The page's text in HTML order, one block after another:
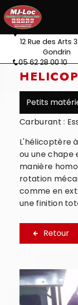
12 Rue des Arts
Gondrin
05 62 28 00 10
Petits
Carburant :
L'hélicoptère
ou une chape
manière
rotation
comme en
une finition
Retour
Panneau de